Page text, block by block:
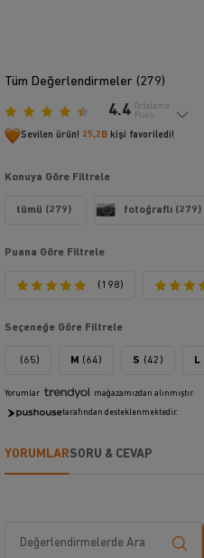
Tüm Değerlendirmeler (279)
4.4 Ortalama
Puan
Sevilen ürün! 25,2B kişi favoriledi!
Konuya Göre Filtrele
tümü (279) fotoğraflı (279)
Puana Göre Filtrele
(198)
Seçeneğe Göre Filtrele
(65) M (64) S (42) L
Yorumlar mağazamızdan alınmıştır.
tarafından desteklenmektedir.
YORUMLARSORU & CEVAP